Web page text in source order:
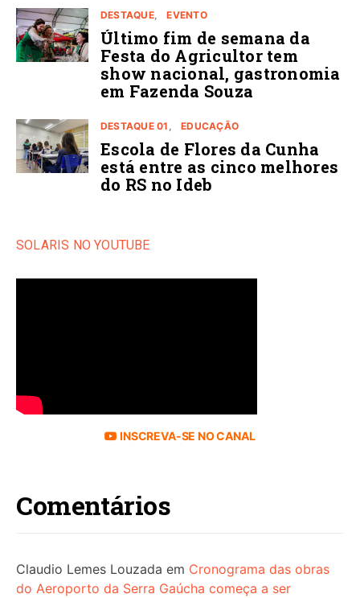
DESTAQUE EVENTO
Último fim de semana da
Festa do Agricultor tem
show nacional, gastronomia
em Fazenda Souza
DESTAQUE 01 EDUCAÇÃO
Escola de Flores da Cunha
está entre as cinco melhores
do RS no Ideb
SOLARIS NO YOUTUBE
INSCREVA-SE NO CANAL
Comentários
Claudio Lemes Louzada em Cronograma das obras
do Aeroporto da Serra Gaúcha começa a ser